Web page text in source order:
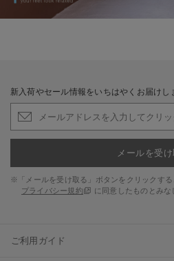
新入荷やセール情報をいちはやくお届けし
メールを受け
※「メールを受け取る」ボタンをクリックする
プライバシー規約
に同意したものとみな
ご利用ガイド